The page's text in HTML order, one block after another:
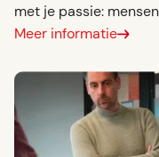
met je passie:
Meer informatie